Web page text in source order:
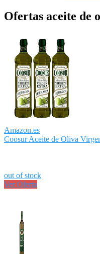
Ofertas aceite de
Amazon.es
Coosur Aceite de Oliva
out of stock
Ver Oferta